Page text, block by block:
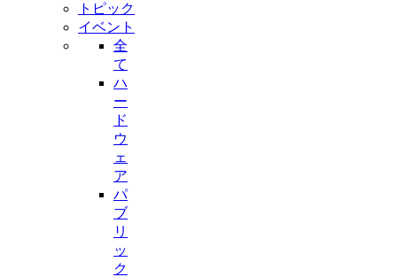
トピック
イベント
全
て
ハ
ー
ド
ウ
ェ
ア
パ
ブ
リ
ッ
ク